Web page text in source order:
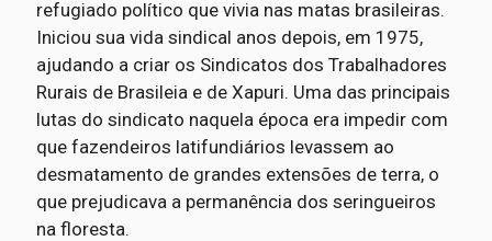
refugiado político que vivia nas matas brasileiras.
Iniciou sua vida sindical anos depois, em 1975,
ajudando a criar os Sindicatos dos Trabalhadores
Rurais de Brasileia e de Xapuri. Uma das principais
lutas do sindicato naquela época era impedir com
que fazendeiros latifundiários levassem ao
desmatamento de grandes extensões de terra, o
que prejudicava a permanência dos seringueiros
na floresta.